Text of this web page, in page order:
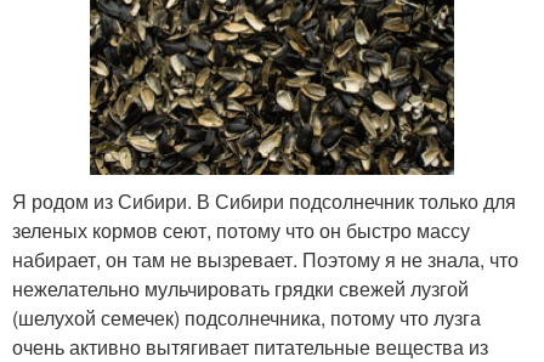
Я родом из Сибири. В Сибири подсолнечник только для
зеленых кормов сеют, потому что он быстро массу
набирает, он там не вызревает. Поэтому я не знала, что
нежелательно мульчировать грядки свежей лузгой
(шелухой семечек) подсолнечника, потому что лузга
очень активно вытягивает питательные вещества из